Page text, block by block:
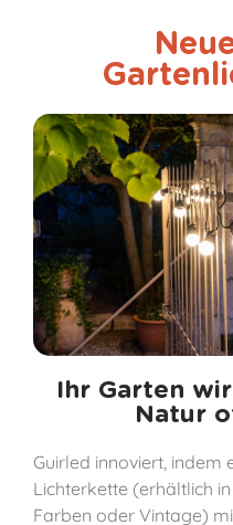
Ihr Garten
Natur
Guirled innoviert, indem
Lichterkette (erhältlich
Farben oder Vintage)